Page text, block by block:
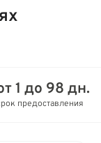
1 до 98 дн.
предоставления